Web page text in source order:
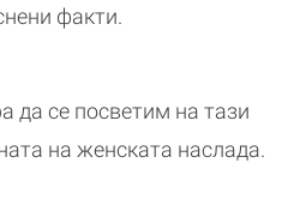
факти.
да се посветим на тази
на женската наслада.